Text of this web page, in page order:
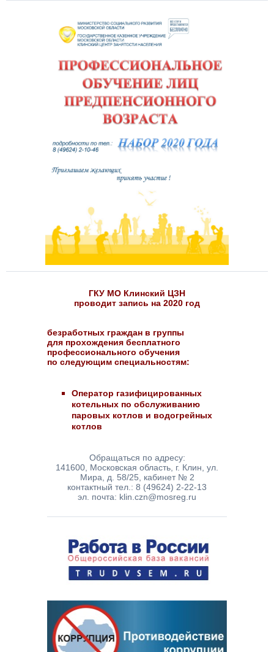
ГКУ МО Клинский ЦЗН
проводит запись на 2020 год
безработных граждан в группы
для прохождения бесплатного
профессионального обучения
по следующим специальностям:
Оператор газифицированных
котельных по обслуживанию
паровых котлов и водогрейных
котлов
Обращаться по адресу:
141600, Московская область, г. Клин, ул.
Мира, д. 58/25, кабинет № 2
контактный тел.: 8 (49624) 2-22-13
эл. почта: klin.czn@mosreg.ru